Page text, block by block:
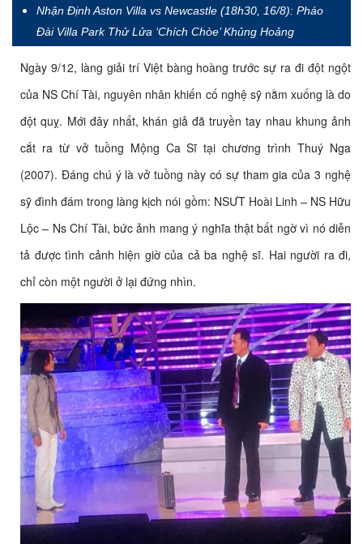
Nhận Định Aston Villa vs Newcastle (18h30, 16/8): Pháo
Đài Villa Park Thử Lửa ‘Chích Chòe’ Khủng Hoảng
Ngày 9/12, làng giải trí Việt bàng hoàng trước sự ra đi đột ngột
của NS Chí Tài, nguyên nhân khiến cố nghệ sỹ nằm xuống là do
đột quỵ. Mới đây nhất, khán giả đã truyền tay nhau khung ảnh
cắt ra từ vở tuồng Mộng Ca Sĩ tại chương trình Thuý Nga
(2007). Đáng chú ý là vở tuồng này có sự tham gia của 3 nghệ
sỹ đình đám trong làng kịch nói gồm: NSƯT Hoài Linh – NS Hữu
Lộc – Ns Chí Tài, bức ảnh mang ý nghĩa thật bất ngờ vì nó diễn
tả được tình cảnh hiện giờ của cả ba nghệ sĩ. Hai người ra đi,
chỉ còn một người ở lại đứng nhìn.